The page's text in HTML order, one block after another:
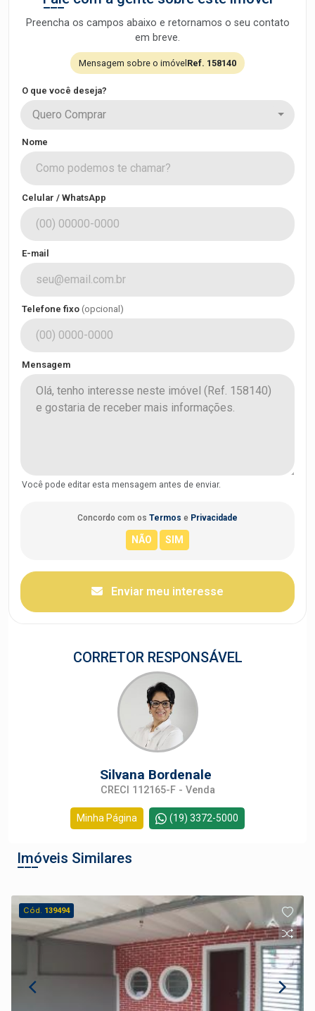
Preencha os campos abaixo e retornamos o seu contato
em breve.
Mensagem sobre o imóvel Ref. 158140
O que você deseja?
Quero Comprar
Nome
Celular / WhatsApp
E-mail
Telefone fixo (opcional)
Mensagem
Você pode editar esta mensagem antes de enviar.
Concordo com os Termos e Privacidade
Enviar meu interesse
CORRETOR RESPONSÁVEL
Silvana Bordenale
CRECI 112165-F - Venda
Minha Página (19) 3372-5000
Imóveis Similares
Cód. 139494